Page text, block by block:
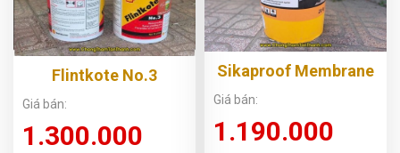
Flintkote No.3
Giá bán:
1.300.000
Sikaproof Membrane
Giá bán:
1.190.000